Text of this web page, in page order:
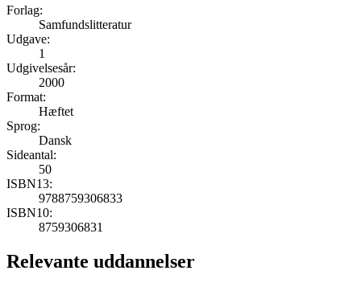
Forlag:
Samfundslitteratur
Udgave:
1
Udgivelsesår:
2000
Format:
Hæftet
Sprog:
Dansk
Sideantal:
50
ISBN13:
9788759306833
ISBN10:
8759306831
Relevante uddannelser